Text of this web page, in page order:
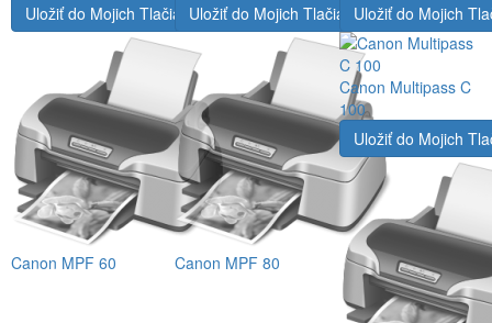
Uložiť do Mojich Tlačiarní
Canon MPF 60
Uložiť do Mojich Tlačiarní
Canon MPF 80
Uložiť do Mojich
Canon Multipass C
100
Uložiť do Mojich